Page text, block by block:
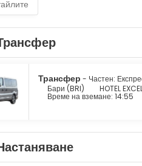
Трансфер - Частен:
Бари (BRI)
HOTEL
Време на вземане: 14:55